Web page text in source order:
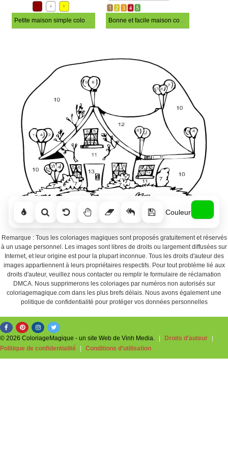
Petite maison simple coloriage magique Bonne et facile maison coloriage magique
Couleur
Remarque : Tous les coloriages magiques sont proposés gratuitement et réservés
à un usage personnel. Les images sont libres de droits ou largement diffusées sur
Internet, et leur origine est pour la plupart inconnue. Tous les droits d'auteur des
images appartiennent à leurs propriétaires respectifs. Pour tout problème lié aux
droits d'auteur, veuillez nous contacter ou remplir le formulaire de réclamation
DMCA. Nous supprimerons les coloriages par numéros non autorisés sur
coloriagemagique.com dans les plus brefs délais. Nous avons également une
politique de confidentialité pour protéger vos données personnelles
© 2026 ColoriageMagique - un site Web de Vinh Media. Droits d'auteur
Politique de confidentialité
Conditions d'utilisation